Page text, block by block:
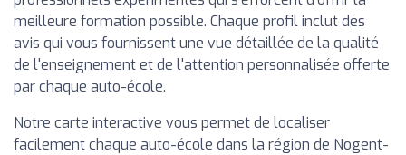
meilleure formation possible. Chaque profil inclut des
avis qui vous fournissent une vue détaillée de la qualité
de l'enseignement et de l'attention personnalisée offerte
par chaque auto-école.
Notre carte interactive vous permet de localiser
facilement chaque auto-école dans la région de Nogent-